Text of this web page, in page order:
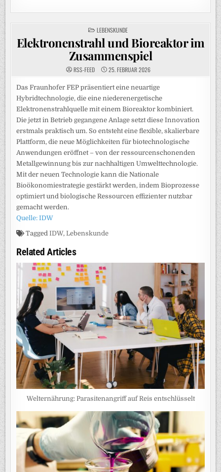
POSTED
IN
LEBENSKUNDE
Elektronenstrahl und Bioreaktor im
Zusammenspiel
RSS-FEED 25. FEBRUAR 2026
Das Fraunhofer FEP präsentiert eine neuartige
Hybridtechnologie, die eine niederenergetische
Elektronenstrahlquelle mit einem Bioreaktor kombiniert.
Die jetzt in Betrieb gegangene Anlage setzt diese Innovation
erstmals praktisch um. So entsteht eine flexible, skalierbare
Plattform, die neue Möglichkeiten für biotechnologische
Anwendungen eröffnet – von der ressourcenschonenden
Metallgewinnung bis zur nachhaltigen Umwelttechnologie.
Mit der neuen Technologie kann die Nationale
Bioökonomiestrategie gestärkt werden, indem Bioprozesse
optimiert und biologische Ressourcen effizienter nutzbar
gemacht werden.
Quelle: IDW
TaggedIDW,Lebenskunde
Related Articles
Welternährung: Parasitenangriff auf Reis entschlüsselt